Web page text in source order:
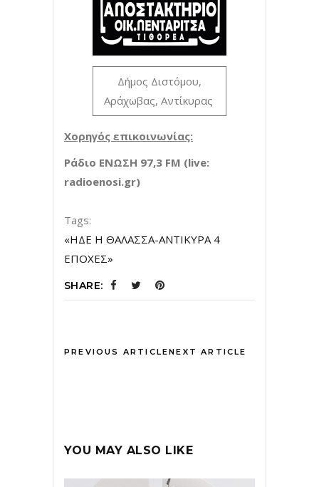
Δήμος Διστόμου,
Αράχωβας, Αντίκυρας
Χορηγός επικοινωνίας:
Ράδιο ΕΝΩΣΗ 97,3 FM (live:
radioenosi.gr)
Tags:
«ΗΔΕ Η ΘΑΛΑΣΣΑ-ΑΝΤΙΚΥΡΑ 4
ΕΠΟΧΕΣ»
SHARE:
PREVIOUS ARTICLENEXT ARTICLE
YOU MAY ALSO LIKE